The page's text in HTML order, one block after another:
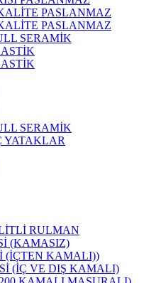
PASLANMAZ
PASLANMAZ
SERAMİK
SERAMİK
YATAKLAR
RULMAN
(KAMASIZ)
(İÇTEN KAMALI))
(İÇ VE DIŞ KAMALI)